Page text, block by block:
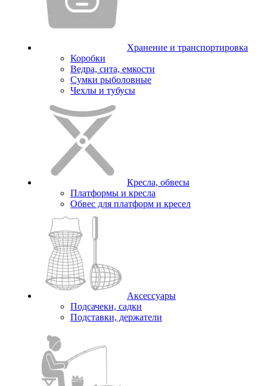
Хранение и транспортировка
Коробки
Ведра, сита, емкости
Сумки рыболовные
Чехлы и тубусы
Кресла, обвесы
Платформы и кресла
Обвес для платформ и кресел
Аксессуары
Подсачеки, садки
Подставки, держатели